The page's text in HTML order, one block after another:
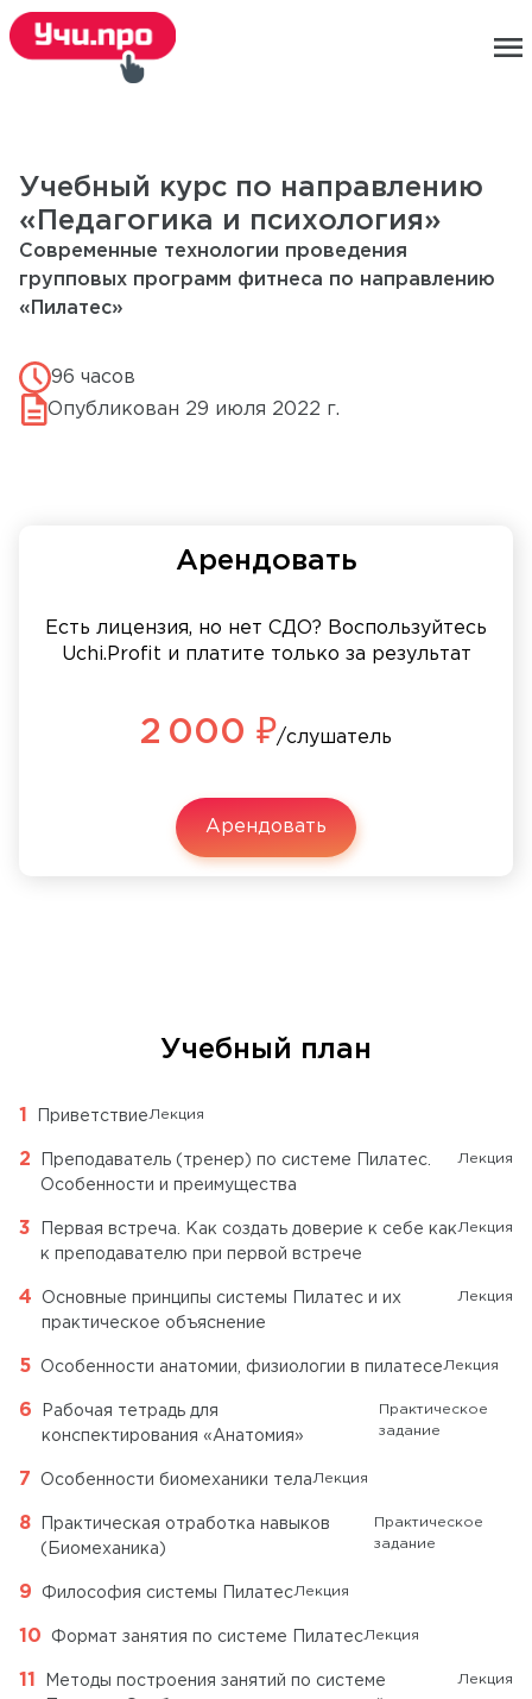
menu
Учебный курс по направлению
«Педагогика и психология»
Современные технологии проведения
групповых программ фитнеса по направлению
«Пилатес»
96 часов
Опубликован 29 июля 2022 г.
Арендовать
Есть лицензия, но нет СДО? Воспользуйтесь
Uchi.Profit и платите только за результат
2 000 ₽/слушатель
Арендовать
Учебный план
Приветствие Лекция
Преподаватель (тренер) по системе Пилатес.
Особенности и преимущества
Лекция
Первая встреча. Как создать доверие к себе как
к преподавателю при первой встрече
Лекция
Основные принципы системы Пилатес и их
практическое объяснение
Лекция
Особенности анатомии, физиологии в пилатесе Лекция
Рабочая тетрадь для
конспектирования «Анатомия»
Практическое
задание
Особенности биомеханики тела Лекция
Практическая отработка навыков
(Биомеханика)
Практическое
задание
Философия системы ПилатесЛекция
Формат занятия по системе ПилатесЛекция
Методы построения занятий по системе
Лекция